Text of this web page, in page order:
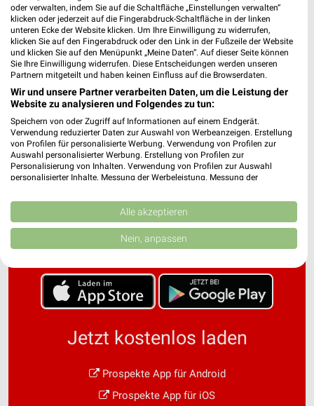
WITTENBERGE
Rossmann Wochenprospekt & Angebote für
Salzwedel
Noch mehr Angebote in
der weekli App!
Jetzt kostenlos laden
Prospekte App für Android
Prospekte App für iOS
oder verwalten, indem Sie auf die Schaltfläche „Einstellungen verwalten“
klicken oder jederzeit auf die Fingerabdruck-Schaltfläche in der linken
unteren Ecke der Website klicken. Um Ihre Einwilligung zu widerrufen,
klicken Sie auf den Fingerabdruck oder den Link in der Fußzeile der Website
und klicken Sie auf den Menüpunkt „Meine Daten“. Auf dieser Seite können
Sie Ihre Einwilligung widerrufen. Diese Entscheidungen werden unseren
Partnern mitgeteilt und haben keinen Einfluss auf die Browserdaten.
Wir und unsere Partner verarbeiten Daten, um die Leistung der
Website zu analysieren und Folgendes zu tun:
Speichern von oder Zugriff auf Informationen auf einem Endgerät.
Verwendung reduzierter Daten zur Auswahl von Werbeanzeigen. Erstellung
von Profilen für personalisierte Werbung. Verwendung von Profilen zur
Auswahl personalisierter Werbung. Erstellung von Profilen zur
Personalisierung von Inhalten. Verwendung von Profilen zur Auswahl
personalisierter Inhalte. Messung der Werbeleistung. Messung der
Kombinationen von Daten aus verschiedenen Quellen. Entwicklung und
Verbesserung der Angebote. Verwendung reduzierter Daten zur Auswahl
von Inhalten.
Daten können außerhalb der Europäischen Union weitergegeben und in die
Website/App.
Partnerliste anzeigen (1 IAB-Anbieter)
Wir nutzen Ihre Daten für folgende Zwecke:
Speichern von oder Zugriff auf Informationen
Alle akzeptieren
Nein, anpassen